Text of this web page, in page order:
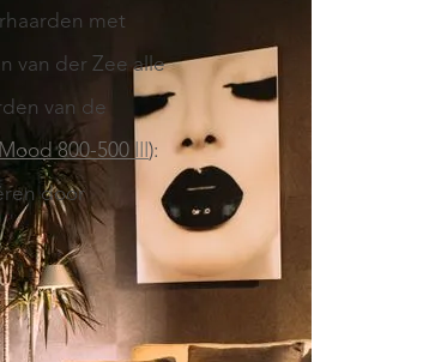
met
van der Zee alle
van de
800-500 III ):
door